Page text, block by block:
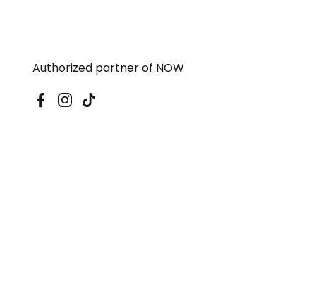
Authorized partner of NOW
Facebook
Instagram
TikTok